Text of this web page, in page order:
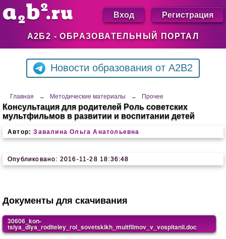
А2Б2 - ОБРАЗОВАТЕЛЬНЫЙ ПОРТАЛ
Вход Регистрация
Новости образования от A2B2
Главная → Методические материалы → Прочее
Консультация для родителей Роль советских
мультфильмов в развитии и воспитании детей
Автор: Завалина Ольга Анатольевна
Опубликовано: 2016-11-28 18:36:48
Документы для скачивания
30606_kon-
tsiya_dlya_roditeley_rol_sovetskikh_multfilmov_v_vospitanii.doc